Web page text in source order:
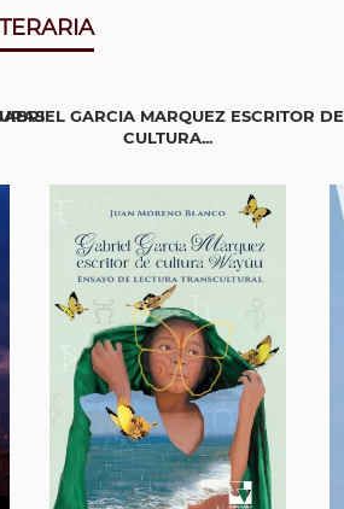
GARCIA MARQUEZ ESCRITOR DE
CULTURA...